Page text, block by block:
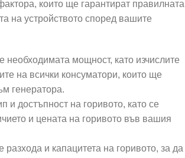
които ще гарантират правилната
на устройството според вашите
необходимата мощност, като изчислите
на всички консуматори, които ще
генератора.
и достъпност на горивото, като се
и цената на горивото във вашия
разхода и капацитета на горивото, за да